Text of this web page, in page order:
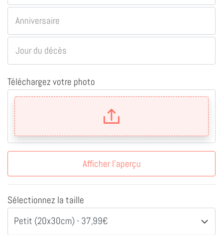
Anniversaire
Jour du décès
Téléchargez votre photo
Afficher l'aperçu
Sélectionnez la taille
Petit (20x30cm) - 37,99€